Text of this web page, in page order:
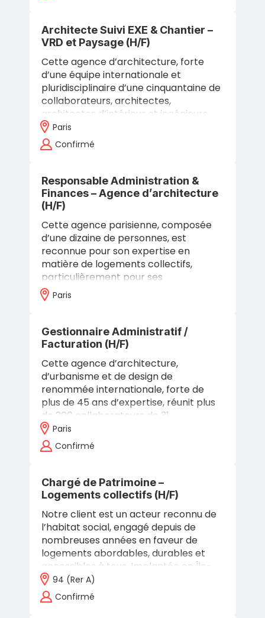
Architecte Suivi EXE & Chantier –
VRD et Paysage (H/F)
Cette agence d’architecture, forte
d’une équipe internationale et
pluridisciplinaire d’une cinquantaine de
collaborateurs, architectes,
architectes d’intérieur et ingénieurs,
conçoit et pilote des projets
d’architecture…
Paris
Confirmé
Responsable Administration &
Finances – Agence d’architecture
(H/F)
Cette agence parisienne, composée
d’une dizaine de personnes, est
reconnue pour son expertise en
matière de logements collectifs,
particulièrement pour ses
réhabilitations résolument qualitatives.
Chaque projet propose…
Paris
Gestionnaire Administratif /
Facturation (H/F)
Cette agence d’architecture,
d’urbanisme et de design de
renommée internationale, forte de
plus de 45 ans d’expertise, réunit plus
de 200 collaborateurs de 31
nationalités différentes à travers ses
bureaux en France et…
Paris
Confirmé
Chargé de Patrimoine –
Logements collectifs (H/F)
Notre client est un acteur reconnu de
l’habitat social, engagé depuis de
nombreuses années en faveur de
logements abordables, durables et
accessibles à tous. Implantée en Île-
de-France, cette structure à taille
humaine…
94 (rer A)
Confirmé